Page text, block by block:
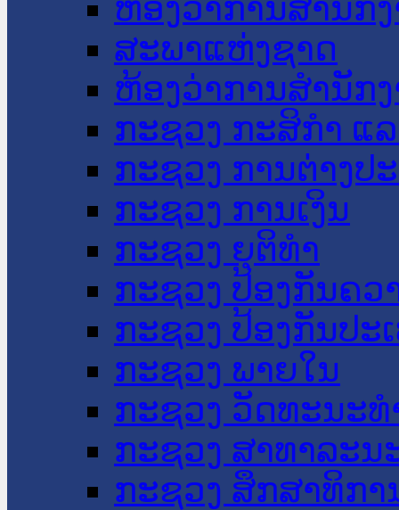
ຫ້ອງວ່າການສໍານັກ
ສະພາແຫ່ງຊາດ
ຫ້ອງວ່າການສຳນັກ
ກະຊວງ ກະສິກຳ ແ
ກະຊວງ ການຕ່າງປ
ກະຊວງ ການເງິນ
ກະຊວງ ຍຸຕິທໍາ
ກະຊວງ ປ້ອງກັນຄວ
ກະຊວງ ປ້ອງກັນປະ
ກະຊວງ ພາຍໃນ
ກະຊວງ ວັດທະນະ
ກະຊວງ ສາທາລະນ
ກະຊວງ ສຶກສາທິກາ